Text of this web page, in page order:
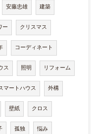
安藤忠雄 建築
ー クリスマス
コーディネート
ス 照明 リフォーム
マートハウス 外構
壁紙 クロス
孤独 悩み